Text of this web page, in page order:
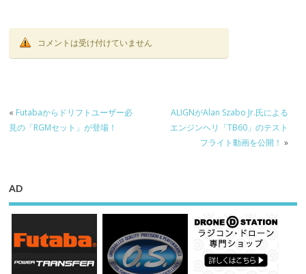
コメントは受け付けていません
« Futabaからドリフトユーザー必
見の「RGMセット」が登場！
ALIGNがAlan Szabo Jr.氏による
エンジンヘリ「TB60」のテスト
フライト動画を公開！ »
AD